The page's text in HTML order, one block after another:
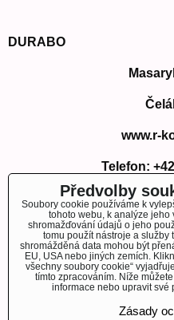
DURABO
www.r-
Telefon:
E-mail:
info@r-
OBJEDNÁVKY
Předvolby
Soubory cookie používáme k
tohoto webu, k analýze jeho
shromažďování údajů o jeho
tomu použít nástroje a služby
shromážděná data mohou být
EU, USA nebo jiných zemích.
všechny soubory cookie“
tímto zpracováním. Níže
informace nebo upravit své
Zásady